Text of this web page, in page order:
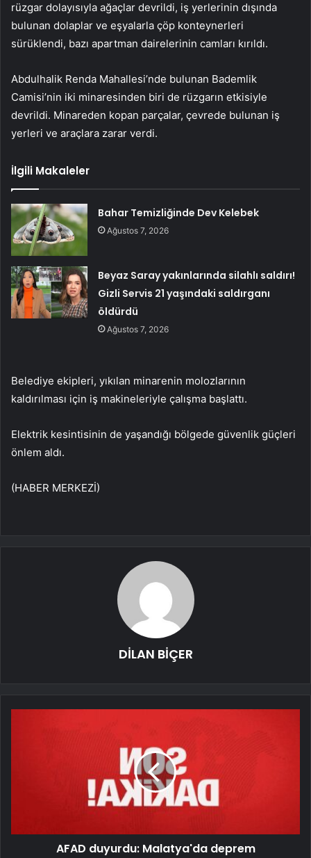
rüzgar dolayısıyla ağaçlar devrildi, iş yerlerinin dışında
bulunan dolaplar ve eşyalarla çöp konteynerleri
sürüklendi, bazı apartman dairelerinin camları kırıldı.
Abdulhalik Renda Mahallesi’nde bulunan Bademlik
Camisi’nin iki minaresinden biri de rüzgarın etkisiyle
devrildi. Minareden kopan parçalar, çevrede bulunan iş
yerleri ve araçlara zarar verdi.
İlgili Makaleler
Bahar Temizliğinde Dev Kelebek
Ağustos 7, 2026
Beyaz Saray yakınlarında silahlı saldırı!
Gizli Servis 21 yaşındaki saldırganı
öldürdü
Ağustos 7, 2026
Belediye ekipleri, yıkılan minarenin molozlarının
kaldırılması için iş makineleriyle çalışma başlattı.
Elektrik kesintisinin de yaşandığı bölgede güvenlik güçleri
önlem aldı.
(HABER MERKEZİ)
DİLAN BİÇER
AFAD duyurdu: Malatya'da deprem